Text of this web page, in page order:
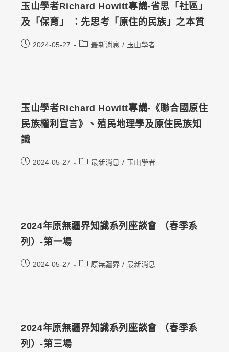
玉山學者Richard Howitt專講-省思「社區」
及「保育」 ：先思考「原住的民族」之本質
2024-05-27 最新消息 / 玉山學者
玉山學者Richard Howitt專講-《聯合國原住
民族權利宣言》、殖民地理學及原住民族知
識
2024-05-27 最新消息 / 玉山學者
2024年原無疆界知識系列座談會 （春季系
列）-第一場
2024-05-27 原無疆界 / 最新消息
2024年原無疆界知識系列座談會 （春季系
列）-第三場